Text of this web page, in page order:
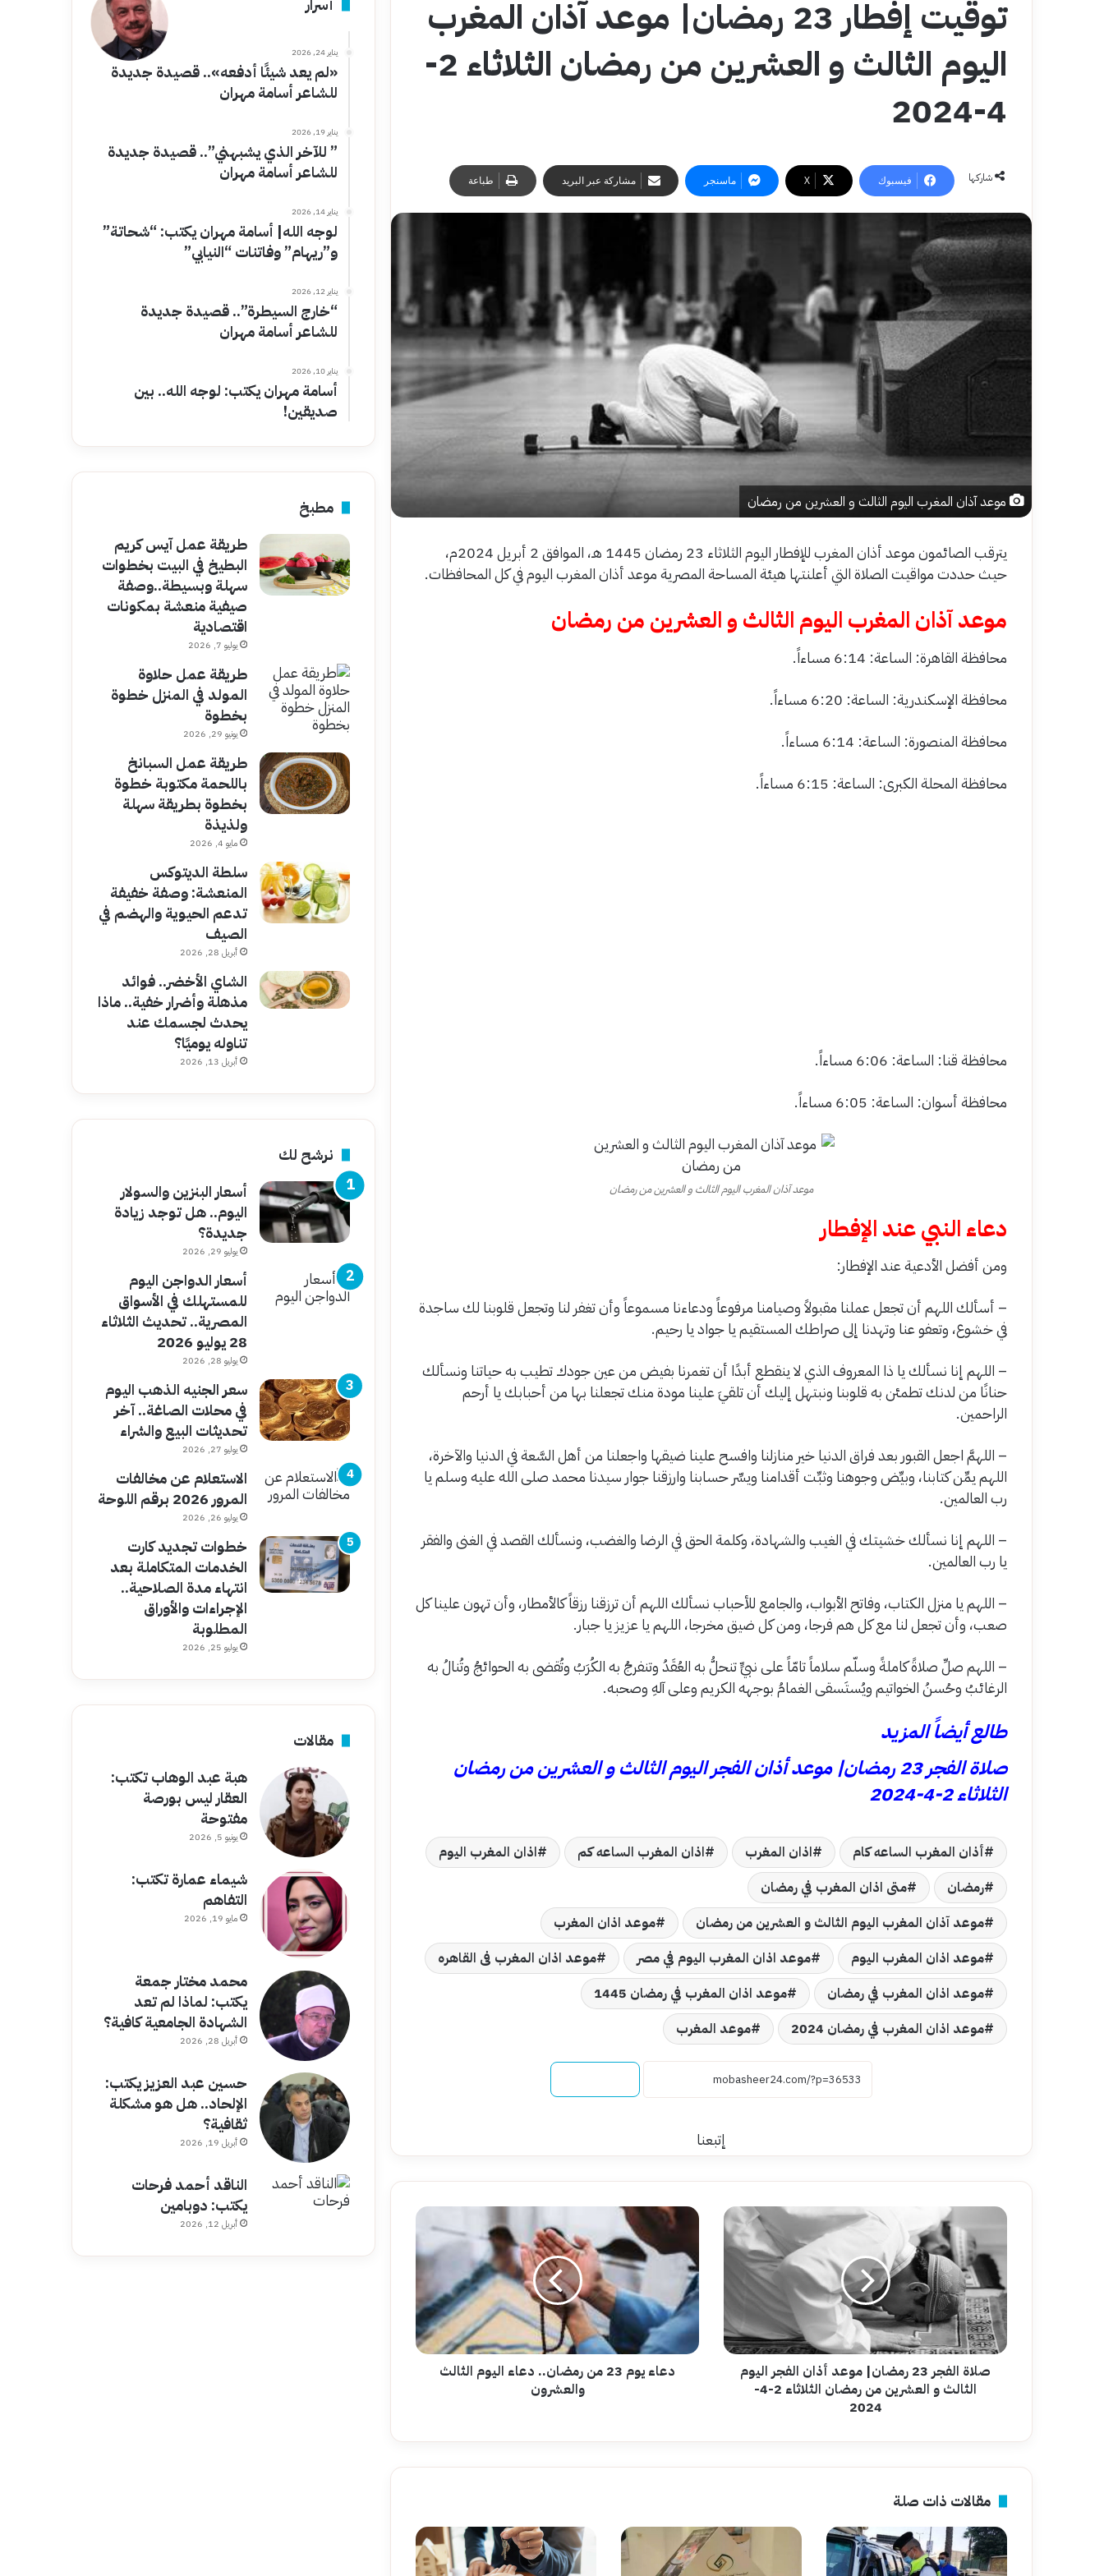
توقيت إفطار 23 رمضان| موعد آذان المغرب
اليوم الثالث و العشرين من رمضان الثلاثاء 2-
4-2024
شاركها فيسبوك ‫X ماسنجر مشاركة عبر البريد طباعة
موعد آذان المغرب اليوم الثالث و العشرين من رمضان
يترقب الصائمون موعد أذان المغرب للإفطار اليوم الثلاثاء 23 رمضان 1445 هـ، الموافق 2 أبريل 2024م،
حيث حددت مواقيت الصلاة التي أعلنتها هيئة المساحة المصرية موعد أذان المغرب اليوم في كل المحافظات.
موعد آذان المغرب اليوم الثالث و العشرين من رمضان
محافظة القاهرة: الساعة: 6:14 مساءاً.
محافظة الإسكندرية: الساعة: 6:20 مساءاً.
محافظة المنصورة: الساعة: 6:14 مساءاً.
محافظة المحلة الكبرى: الساعة: 6:15 مساءاً.
محافظة قنا: الساعة: 6:06 مساءاً.
محافظة أسوان: الساعة: 6:05 مساءاً.
موعد آذان المغرب اليوم الثالث و العشرين من رمضان
دعاء النبي عند الإفطار
ومن أفضل الأدعية عند الإفطار:
– أسألك اللهم أن تجعل عملنا مقبولاً وصيامنا مرفوعاً ودعاءنا مسموعاً وأن تغفر لنا وتجعل قلوبنا لك ساجدة
في خشوع، وتعفو عنا وتهدنا إلى صراطك المستقيم یا جواد يا رحيم.
– اللهم إنا نسألك يا ذا المعروف الذي لا ينقطع أبدًا أن تغمرنا بفيض من عين جودك تطيب به حياتنا ونسألك
حنانًا من لدنك تطمئن به قلوبنا ونبتهل إليك أن تلقيَ علينا مودة منك تجعلنا بها من أحبابك يا أرحم
الراحمين.
– اللهمَّ اجعل القبور بعد فراق الدنيا خير منازلنا وافسح علينا ضيقها واجعلنا من أهل السَّعة في الدنيا والآخرة،
اللهم يمِّن كتابنا، وبيِّض وجوهنا وثبِّت أقدامنا ويسِّر حسابنا وارزقنا جوار سيدنا محمد صلى الله عليه وسلم يا
رب العالمين.
– اللهم إنا نسألك خشيتك في الغيب والشهادة، وكلمة الحق في الرضا والغضب، ونسألك القصد في الغنى والفقر
يا رب العالمين.
– اللهم يا منزل الكتاب، وفاتح الأبواب، والجامع للأحباب نسألك اللهم أن ترزقنا رزقاً كالأمطار، وأن تهون علينا كل
صعب، وأن تجعل لنا مع كل هم فرجا، ومن كل ضيق مخرجا، اللهم يا عزيز يا جبار.
– اللهم صلِّ صلاةً كاملةً وسلّم سلاماً تامّاً على نبيٍّ تنحلُّ به العُقَدُ وتنفرجُ به الكُرَبُ وتُقضى به الحوائجُ وتُنالُ به
الرغائبُ وحُسنُ الخواتيم ويُستَسقى الغمامُ بوجهه الكريم وعلى آلهِ وصحبه.
طالع أيضاً المزيد
صلاة الفجر 23 رمضان| موعد أذان الفجر اليوم الثالث و العشرين من رمضان
الثلاثاء 2-4-2024
أذان المغرب الساعه كام اذان المغرب اذان المغرب الساعه كم
اذان المغرب اليوم
رمضان
متى اذان المغرب في رمضان
موعد آذان المغرب اليوم الثالث و العشرين من رمضان
موعد اذان المغرب
موعد اذان المغرب اليوم
موعد اذان المغرب اليوم في مصر
موعد اذان المغرب فى القاهره
موعد اذان المغرب في رمضان
موعد اذان المغرب في رمضان 1445
موعد اذان المغرب في رمضان 2024
موعد المغرب
إتبعنا
صلاة
23
رمضان|
موعد
أذان
الفجر
اليوم
الثالث
العشرين
الثلاثاء
4-
2024
صلاة الفجر 23 رمضان| موعد أذان الفجر اليوم
الثالث و العشرين من رمضان الثلاثاء 2-4-
2024
دعاء
23
من
رمضان..
دعاء
اليوم
الثالث
والعشرون
دعاء يوم 23 من رمضان.. دعاء اليوم الثالث
والعشرون
مقالات ذات صلة
أسرار
يناير 24, 2026
«لم يعد شيئًا أدفعه».. قصيدة جديدة
للشاعر أسامة مهران
يناير 19, 2026
” للآخر الذي يشبهني”.. قصيدة جديدة
للشاعر أسامة مهران
يناير 14, 2026
لوجه الله| أسامة مهران يكتب: “شحاتة”
و”ريهام” وفاتنات “النيابي”
يناير 12, 2026
“خارج السيطرة”.. قصيدة جديدة
للشاعر أسامة مهران
يناير 10, 2026
أسامة مهران يكتب: لوجه الله.. بين
صديقين!
مطبخ
طريقة عمل آيس كريم
البطيخ في البيت بخطوات
سهلة وبسيطة..وصفة
صيفية منعشة بمكونات
اقتصادية
يوليو 7, 2026
طريقة عمل حلاوة
المولد في المنزل خطوة
بخطوة
يونيو 29, 2026
طريقة عمل السبانخ
باللحمة مكتوبة خطوة
بخطوة بطريقة سهلة
ولذيذة
مايو 4, 2026
سلطة الديتوكس
المنعشة: وصفة خفيفة
تدعم الحيوية والهضم في
الصيف
أبريل 28, 2026
الشاي الأخضر.. فوائد
مذهلة وأضرار خفية.. ماذا
يحدث لجسمك عند
تناوله يوميًا؟
أبريل 13, 2026
نرشح لك
أسعار البنزين والسولار
اليوم.. هل توجد زيادة
جديدة؟
يوليو 29, 2026
أسعار الدواجن اليوم
للمستهلك في الأسواق
المصرية.. تحديث الثلاثاء
28 يوليو 2026
يوليو 28, 2026
سعر الجنيه الذهب اليوم
في محلات الصاغة.. آخر
تحديثات البيع والشراء
يوليو 27, 2026
الاستعلام عن مخالفات
المرور 2026 برقم اللوحة
يوليو 26, 2026
خطوات تجديد كارت
الخدمات المتكاملة بعد
انتهاء مدة الصلاحية..
الإجراءات والأوراق
المطلوبة
يوليو 25, 2026
مقالات
هبة عبد الوهاب تكتب:
العقار ليس بورصة
مفتوحة
يونيو 5, 2026
شيماء عمارة تكتب:
التفاهم
مايو 19, 2026
محمد مختار جمعة
يكتب: لماذا لم تعد
الشهادة الجامعية كافية؟
أبريل 28, 2026
حسين عبد العزيز يكتب:
الإلحاد.. هل هو مشكلة
ثقافية؟
أبريل 19, 2026
الناقد أحمد فرحات
يكتب: دوبامين
أبريل 12, 2026